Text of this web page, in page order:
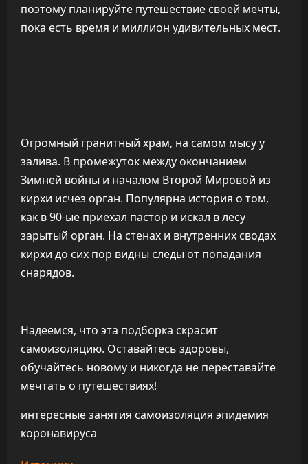
поэтому планируйте путешествие своей мечты,
пока есть время и миллион удивительных мест.
Огромный гранитный храм, на самом мысу у
залива. В промежуток между окончанием
Зимней войны и началом Второй Мировой из
кирхи исчез орган. Популярна история о том,
как в 90-ые приехал пастор и искал в лесу
зарытый орган. На стенах и внутренних сводах
кирхи до сих пор видны следы от попадания
снарядов.
Надеемся, что эта подборка скрасит
самоизоляцию. Оставайтесь здоровы,
обучайтесь новому и никогда не переставайте
мечтать о путешествиях!
интересные занятия самоизоляция эпидемия
коронавируса